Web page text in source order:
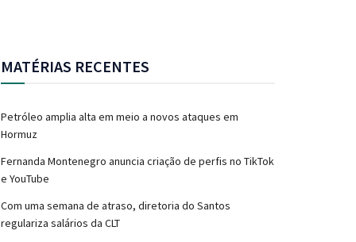
MATÉRIAS RECENTES
Petróleo amplia alta em meio a novos ataques em
Hormuz
Fernanda Montenegro anuncia criação de perfis no TikTok
e YouTube
Com uma semana de atraso, diretoria do Santos
regulariza salários da CLT